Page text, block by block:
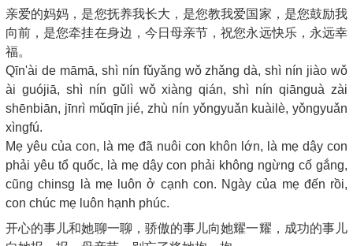
亲爱的妈妈，是您抚养我长大，是您教我爱国家，是您鼓励我
向前，是您牵挂在身边，今日母亲节，祝您永远快乐，永远幸
福。
Qīn'ài de māmā, shì nín fǔyǎng wǒ zhǎng dà, shì nín jiào wǒ
ài guójiā, shì nín gǔlì wǒ xiàng qián, shì nín qiānguà zài
shēnbiān, jīnrì mǔqīn jié, zhù nín yǒngyuǎn kuàilè, yǒngyuǎn
xìngfú.
Mẹ yêu của con, là mẹ đã nuôi con khôn lớn, là mẹ dậy con
phải yêu tổ quốc, là mẹ dậy con phải không ngừng cố gắng,
cũng chinsg là mẹ luôn ở cạnh con. Ngày của mẹ đến rồi,
con chúc mẹ luôn hạnh phúc.
开心的事儿和她聊一聊，骄傲的事儿向她耀一耀，成功的事儿